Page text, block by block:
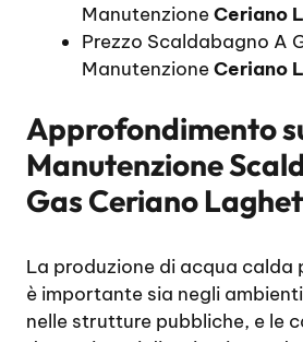
ManutenzioneCeriano
Prezzo Scaldabagno A
ManutenzioneCeriano
Approfondimento
Manutenzione
Gas Ceriano
La produzione di acqua calda
è importante sia negli
nelle strutture pubbliche, e le